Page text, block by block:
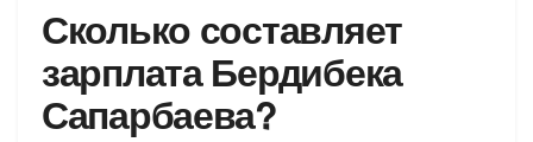
Сколько составляет
зарплата Бердибека
Сапарбаева?